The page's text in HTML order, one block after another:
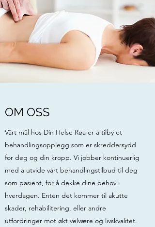
OM OSS
Vårt mål hos Din Helse Røa er å tilby et
behandlingsopplegg som er skreddersydd
for deg og din kropp. Vi jobber kontinuerlig
med å utvide vårt behandlingstilbud til deg
som pasient, for å dekke dine behov i
hverdagen. Enten det kommer til akutte
skader, rehabilitering, eller andre
utfordringer mot økt velvære og livskvalitet.